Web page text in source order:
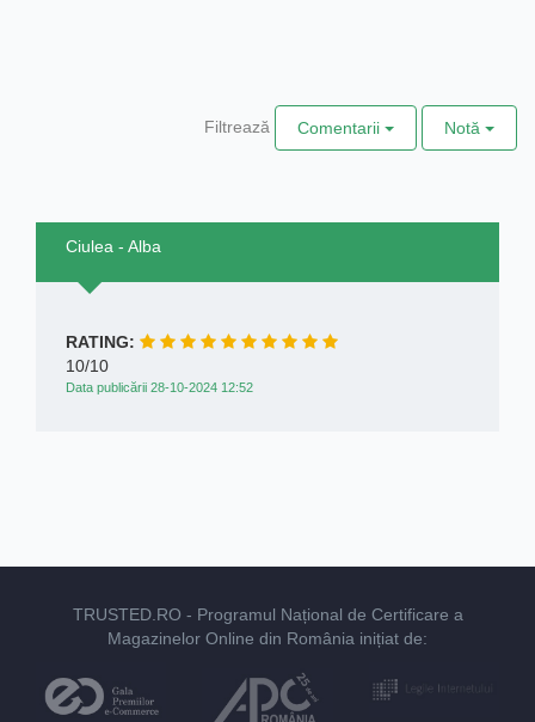
Filtrează Comentarii Notă
Ciulea - Alba
RATING:
10/10
Data publicării 28-10-2024 12:52
TRUSTED.RO - Programul Național de Certificare a
Magazinelor Online din România inițiat de: